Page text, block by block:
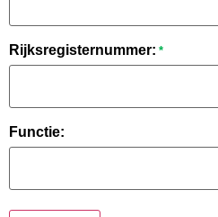
Rijksregisternummer: *
Functie: